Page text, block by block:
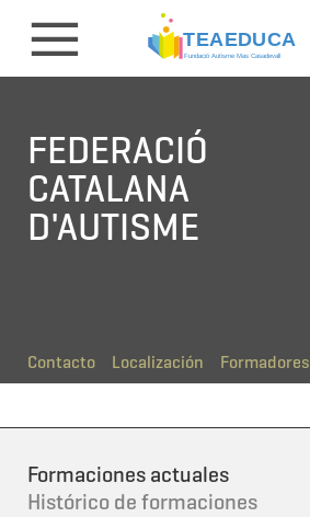
FEDERACIÓ
CATALANA
D'AUTISME
Contacto Localización Formadores
Formaciones actuales
Histórico de formaciones